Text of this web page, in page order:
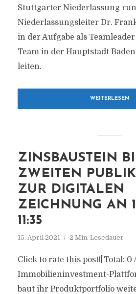
Stuttgarter Niederlassung
Niederlassungsleiter Dr.
in der Aufgabe als
Team in der Hauptstadt
leiten.
WEITERLESEN
ZINSBAUSTEIN
ZWEITEN
ZUR DIGITALEN
ZEICHNUNG AN
11:35
15. April 2021 2 Min. Lesedauer
Click to rate this post![Total: 0
Immobilieninvestment-
baut ihr Produktportfolio